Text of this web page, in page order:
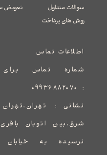
سوالات متداول
​​​​​​​روش های پرداخت
تعویض
اطلاعات تماس
شماره تماس
: ۰۹۹۳۶۸۸۲۰۷۰
نشانی :
شرق،بین اتوبان
نرسیده به